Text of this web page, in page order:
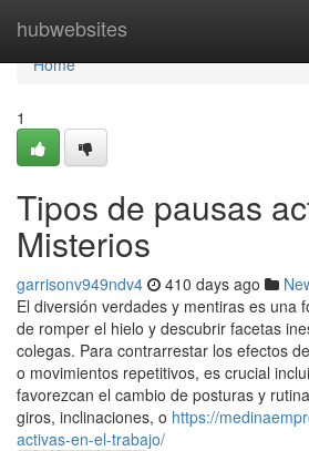
hubwebsites
Home
Home
1
Tipos de pausas
Misterios
garrisonv949ndv4 410 days ago
El diversión verdades y mentiras es una
de romper el hielo y descubrir facetas
colegas. Para contrarrestar los efectos
o movimientos repetitivos, es crucial
favorezcan el cambio de posturas y
giros, inclinaciones, o https://
activas-en-el-trabajo/